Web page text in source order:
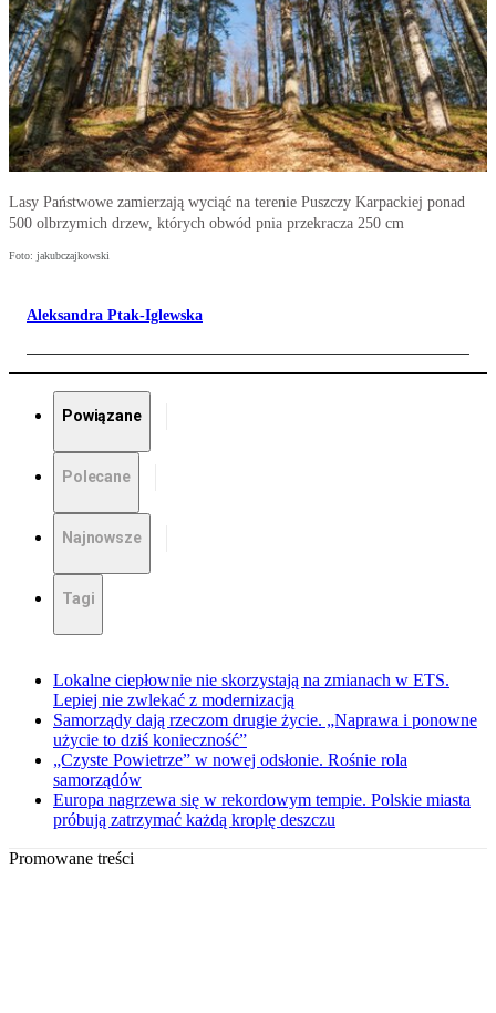
Lasy Państwowe zamierzają wyciąć na terenie Puszczy Karpackiej ponad
500 olbrzymich drzew, których obwód pnia przekracza 250 cm
Foto: jakubczajkowski
Aleksandra Ptak-Iglewska
Powiązane
Polecane
Najnowsze
Tagi
Lokalne ciepłownie nie skorzystają na zmianach w ETS.
Lepiej nie zwlekać z modernizacją
Samorządy dają rzeczom drugie życie. „Naprawa i ponowne
użycie to dziś konieczność”
„Czyste Powietrze” w nowej odsłonie. Rośnie rola
samorządów
Europa nagrzewa się w rekordowym tempie. Polskie miasta
próbują zatrzymać każdą kroplę deszczu
Promowane treści